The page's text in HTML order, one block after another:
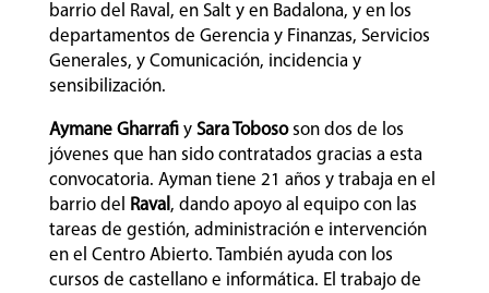
barrio del Raval, en Salt y en Badalona, y en los
departamentos de Gerencia y Finanzas, Servicios
Generales, y Comunicación, incidencia y
sensibilización.
Aymane Gharrafiy Sara Tobososon dos de los
jóvenes que han sido contratados gracias a esta
convocatoria. Ayman tiene 21 años y trabaja en el
barrio del
Raval , dando apoyo al equipo con las
tareas de gestión, administración e intervención
en el Centro Abierto. También ayuda con los
cursos de castellano e informática. El trabajo de